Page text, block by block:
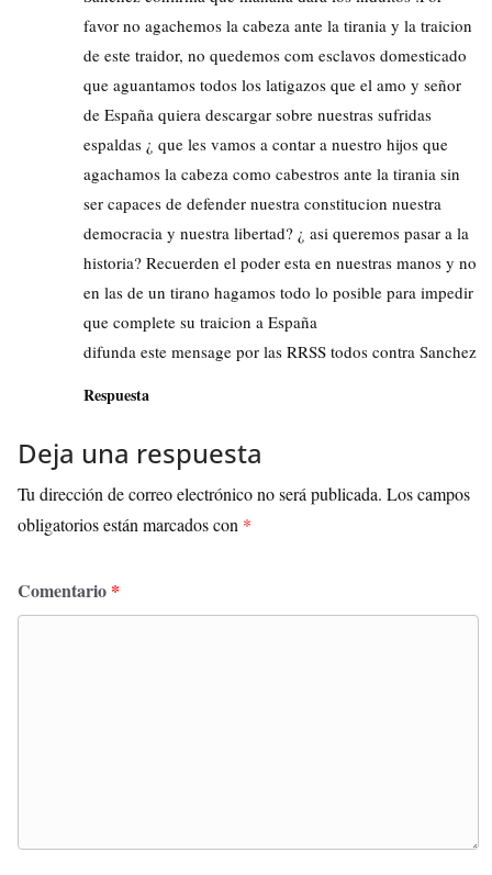
favor no agachemos la cabeza ante la tirania y la traicion
de este traidor, no quedemos com esclavos domesticado
que aguantamos todos los latigazos que el amo y señor
de España quiera descargar sobre nuestras sufridas
espaldas ¿ que les vamos a contar a nuestro hijos que
agachamos la cabeza como cabestros ante la tirania sin
ser capaces de defender nuestra constitucion nuestra
democracia y nuestra libertad? ¿ asi queremos pasar a la
historia? Recuerden el poder esta en nuestras manos y no
en las de un tirano hagamos todo lo posible para impedir
que complete su traicion a España
difunda este mensage por las RRSS todos contra Sanchez
Respuesta
Deja una respuesta
Tu dirección de correo electrónico no será publicada. Los campos
obligatorios están marcados con *
Comentario *